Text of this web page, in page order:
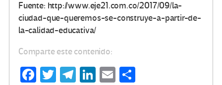
Fuente: http://www.eje21.com.co/2017/09/la-
ciudad-que-queremos-se-construye-a-partir-de-
la-calidad-educativa/
Comparte este contenido:
Fa T
Te Li
E